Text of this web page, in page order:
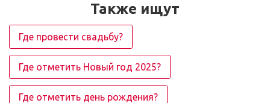
Также ищут
Где провести свадьбу?
Где отметить Новый год 2025?
Где отметить день рождения?